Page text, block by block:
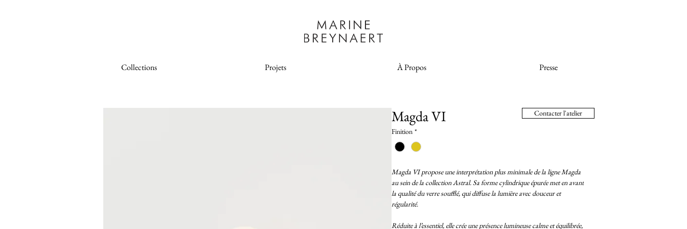
Collections Projets À Propos Presse
Magda VI
Finition *
Magda VI propose une interprétation plus minimale de la ligne Magda
au sein de la collection Astral. Sa forme cylindrique épurée met en avant
la qualité du verre soufflé, qui diffuse la lumière avec douceur et
régularité.
Réduite à l’essentiel, elle crée une présence lumineuse calme et équilibrée,
Contacter l'atelier